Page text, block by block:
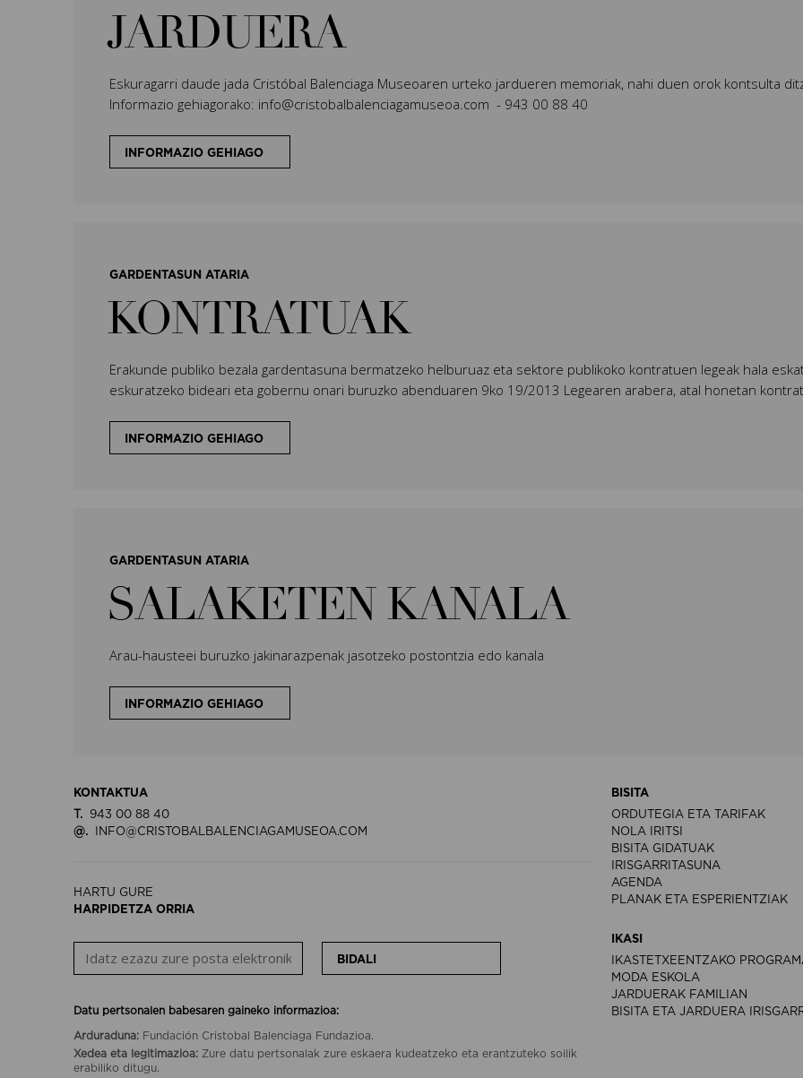
JARDUERA
Eskuragarri daude jada Cristóbal Balenciaga Museoaren urteko jardueren memoriak, nahi duen orok kontsulta
Informazio gehiagorako: info@cristobalbalenciagamuseoa.com - 943 00 88 40
INFORMAZIO GEHIAGO
GARDENTASUN ATARIA
KONTRATUAK
Erakunde publiko bezala gardentasuna bermatzeko helburuaz eta sektore publikoko kontratuen legeak hala
eskuratzeko bideari eta gobernu onari buruzko abenduaren 9ko 19/2013 Legearen arabera, atal honetan
INFORMAZIO GEHIAGO
GARDENTASUN ATARIA
SALAKETEN KANALA
Arau-hausteei buruzko jakinarazpenak jasotzeko postontzia edo kanala
INFORMAZIO GEHIAGO
KONTAKTUA
T.
943 00 88 40
@.
INFO@CRISTOBALBALENCIAGAMUSEOA.COM
HARTU GURE
HARPIDETZA ORRIA
BIDALI
Datu pertsonalen babesaren gaineko informazioa:
Arduraduna: Fundación Cristobal Balenciaga Fundazioa.
Xedea eta legitimazioa: Zure datu pertsonalak zure eskaera kudeatzeko eta erantzuteko soilik
erabiliko ditugu.
BISITA
ORDUTEGIA ETA TARIFAK
NOLA IRITSI
BISITA GIDATUAK
IRISGARRITASUNA
AGENDA
PLANAK ETA ESPERIENTZIAK
IKASI
IKASTETXEENTZAKO
MODA ESKOLA
JARDUERAK FAMILIAN
BISITA ETA JARDUERA